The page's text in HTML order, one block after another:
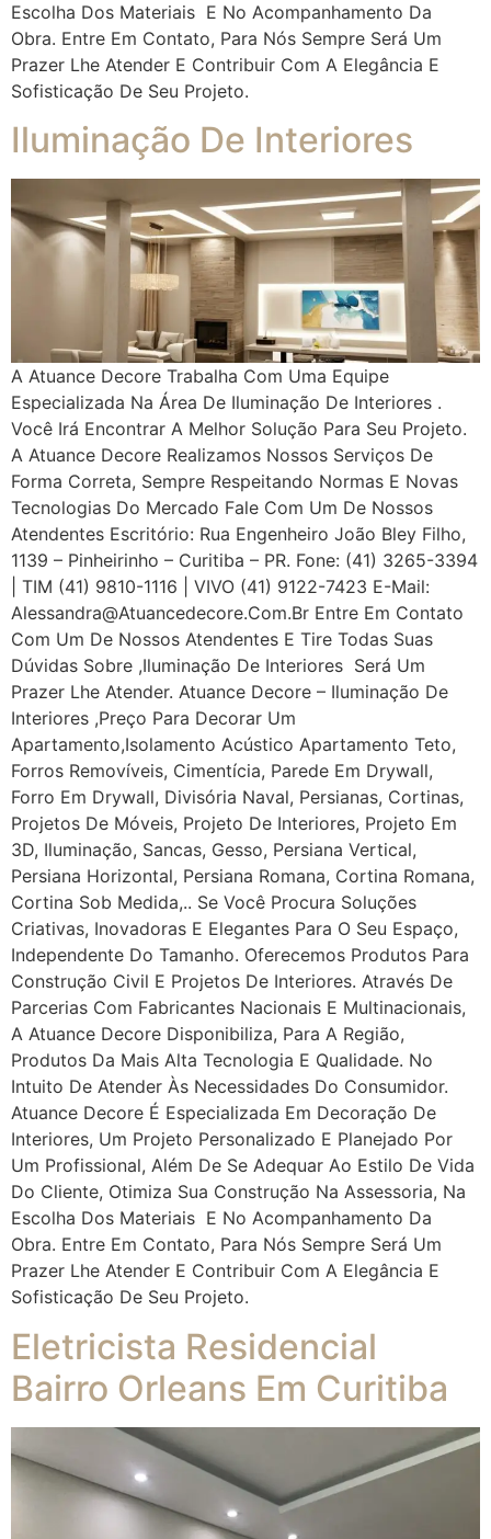
Escolha Dos Materiais E No Acompanhamento Da
Obra. Entre Em Contato, Para Nós Sempre Será Um
Prazer Lhe Atender E Contribuir Com A Elegância E
Sofisticação De Seu Projeto.
Iluminação De Interiores
A Atuance Decore Trabalha Com Uma Equipe
Especializada Na Área De Iluminação De Interiores .
Você Irá Encontrar A Melhor Solução Para Seu Projeto.
A Atuance Decore Realizamos Nossos Serviços De
Forma Correta, Sempre Respeitando Normas E Novas
Tecnologias Do Mercado Fale Com Um De Nossos
Atendentes Escritório: Rua Engenheiro João Bley Filho,
1139 – Pinheirinho – Curitiba – PR. Fone: (41) 3265-3394
| TIM (41) 9810-1116 | VIVO (41) 9122-7423 E-Mail:
Alessandra@atuancedecore.com.br Entre Em Contato
Com Um De Nossos Atendentes E Tire Todas Suas
Dúvidas Sobre ,iluminação De Interiores Será Um
Prazer Lhe Atender. Atuance Decore – Iluminação De
Interiores ,Preço Para Decorar Um
Apartamento,Isolamento Acústico Apartamento Teto,
Forros Removíveis, Cimentícia, Parede Em Drywall,
Forro Em Drywall, Divisória Naval, Persianas, Cortinas,
Projetos De Móveis, Projeto De Interiores, Projeto Em
3D, Iluminação, Sancas, Gesso, Persiana Vertical,
Persiana Horizontal, Persiana Romana, Cortina Romana,
Cortina Sob Medida,.. Se Você Procura Soluções
Criativas, Inovadoras E Elegantes Para O Seu Espaço,
Independente Do Tamanho. Oferecemos Produtos Para
Construção Civil E Projetos De Interiores. Através De
Parcerias Com Fabricantes Nacionais E Multinacionais,
A Atuance Decore Disponibiliza, Para A Região,
Produtos Da Mais Alta Tecnologia E Qualidade. No
Intuito De Atender Às Necessidades Do Consumidor.
Atuance Decore É Especializada Em Decoração De
Interiores, Um Projeto Personalizado E Planejado Por
Um Profissional, Além De Se Adequar Ao Estilo De Vida
Do Cliente, Otimiza Sua Construção Na Assessoria, Na
Escolha Dos Materiais E No Acompanhamento Da
Obra. Entre Em Contato, Para Nós Sempre Será Um
Prazer Lhe Atender E Contribuir Com A Elegância E
Sofisticação De Seu Projeto.
Eletricista Residencial
Bairro Orleans Em Curitiba